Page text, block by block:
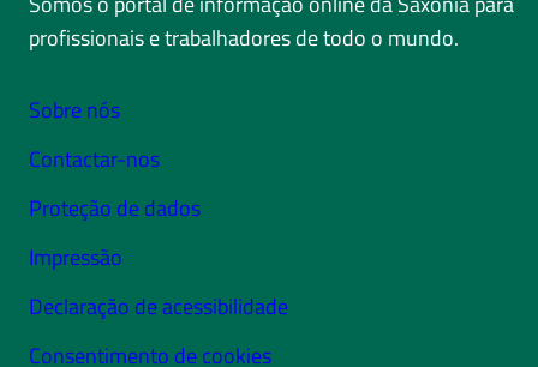
profissionais e trabalhadores de todo o mundo.
Sobre nós
Contactar-nos
Proteção de dados
Impressão
Declaração de acessibilidade
Consentimento de cookies